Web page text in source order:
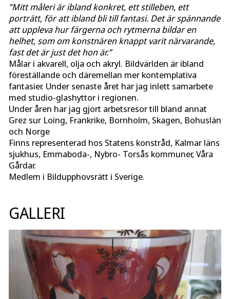
”Mitt måleri är ibland konkret, ett stilleben, ett
porträtt, för att ibland bli till fantasi. Det är spännande
att uppleva hur färgerna och rytmerna bildar en
helhet, som om konstnären knappt varit närvarande,
fast det är just det hon är.”
Målar i akvarell, olja och akryl. Bildvärlden är ibland
föreställande och däremellan mer kontemplativa
fantasier. Under senaste året har jag inlett samarbete
med studio-glashyttor i regionen.
Under åren har jag gjort arbetsresor till bland annat
Grez sur Loing, Frankrike, Bornholm, Skagen, Bohuslän
och Norge
Finns representerad hos Statens konstråd, Kalmar läns
sjukhus, Emmaboda-, Nybro- Torsås kommuner, Våra
Gårdar.
Medlem i Bildupphovsrätt i Sverige.
GALLERI